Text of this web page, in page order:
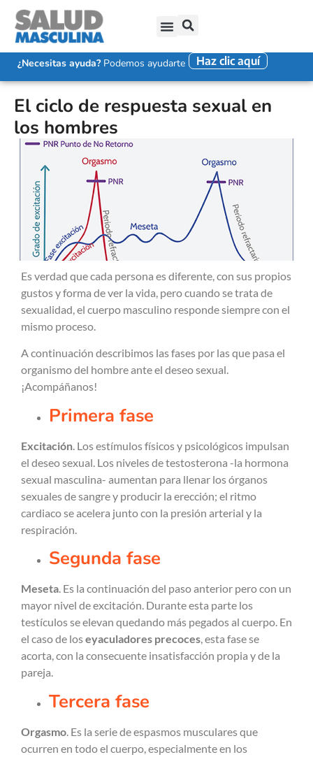
¿Necesitas ayuda?Podemos ayudarte Haz clic aquí
El ciclo de respuesta sexual en
los hombres
Es verdad que cada persona es diferente, con sus propios
gustos y forma de ver la vida, pero cuando se trata de
sexualidad, el cuerpo masculino responde siempre con el
mismo proceso.
A continuación describimos las fases por las que pasa el
organismo del hombre ante el deseo sexual.
¡Acompáñanos!
Primera fase
Excitación . Los estímulos físicos y psicológicos impulsan
el deseo sexual. Los niveles de testosterona -la hormona
sexual masculina- aumentan para llenar los órganos
sexuales de sangre y producir la erección; el ritmo
cardiaco se acelera junto con la presión arterial y la
respiración.
Segunda fase
Meseta. Es la continuación del paso anterior pero con un
mayor nivel de excitación. Durante esta parte los
testículos se elevan quedando más pegados al cuerpo. En
el caso de loseyaculadores precoces, esta fase se
acorta, con la consecuente insatisfacción propia y de la
pareja.
Tercera fase
Orgasmo . Es la serie de espasmos musculares que
ocurren en todo el cuerpo, especialmente en los